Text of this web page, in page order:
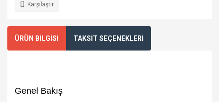
Karşılaştır
ÜRÜN BİLGİSİ TAKSİT SEÇENEKLERİ
Genel Bakış